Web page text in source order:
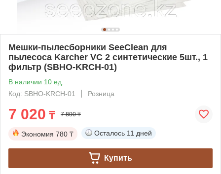
Мешки-пылесборники SeeClean для
пылесоса Karcher VC 2 синтетические 5шт., 1
фильтр (SBHO-KRCH-01)
В наличии 10 ед.
Код: SBHO-KRCH-01
Розница
7 020 ₸ 7 800 ₸
Экономия 780 ₸ Осталось 11 дней
Купить